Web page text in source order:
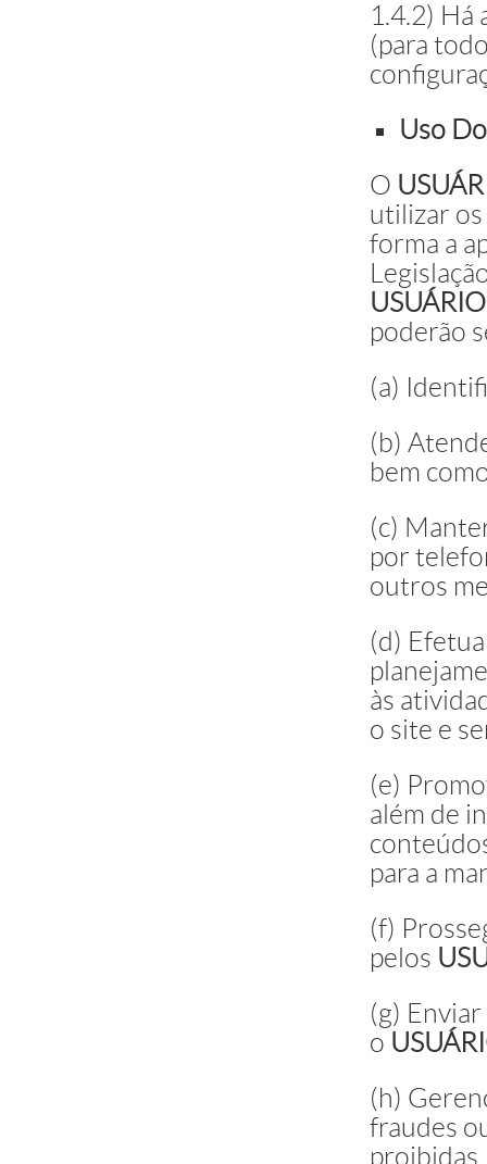
1.4.2) Há
(para
Uso
O
utilizar os
forma a
poderão
(a)
(b)
bem
(c)
por
outros
(d)
às
o site e
(e)
além de
para a
(f)
pelos
(g)
o
(h)
fraudes